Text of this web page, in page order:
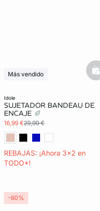
idole
SUJETADOR BANDEAU DE
ENCAJE
16,99 €29,99 €
REBAJAS: ¡Ahora 3x2 en
TODO*!
Más vendido
3x2 REBAJAS
-60%